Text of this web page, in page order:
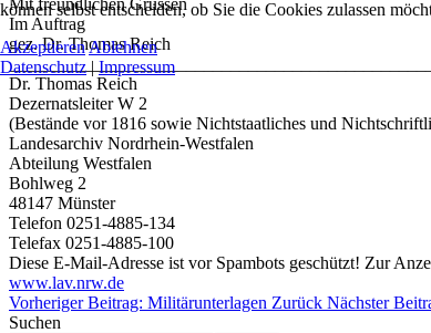
Im Auftrag
gez. Dr. Thomas Reich
Dr. Thomas Reich
Dezernatsleiter W 2
(Bestände vor 1816 sowie Nichtstaatliches und
Landesarchiv Nordrhein-Westfalen
Abteilung Westfalen
Bohlweg 2
48147 Münster
Telefon 0251-4885-134
Telefax 0251-4885-100
Diese E-Mail-Adresse ist vor Spambots geschützt! Zur
www.lav.nrw.de
Vorheriger Beitrag: Militärunterlagen Zurück Nächster
Suchen
können selbst entscheiden, ob Sie die Cookies zulassen
AkzeptierenAblehnen
Datenschutz|Impressum